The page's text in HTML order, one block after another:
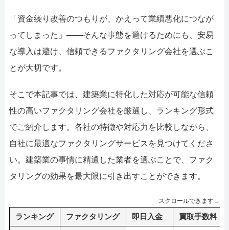
「資金繰り改善のつもりが、かえって業績悪化につなが
ってしまった」――そんな事態を避けるためにも、安易
な導入は避け、信頼できるファクタリング会社を選ぶこ
とが大切です。
そこで本記事では、建築業に特化した対応が可能な信頼
性の高いファクタリング会社を厳選し、ランキング形式
でご紹介します。各社の特徴や対応力を比較しながら、
自社に最適なファクタリングサービスを見つけてくださ
い。建築業の事情に精通した業者を選ぶことで、ファク
タリングの効果を最大限に引き出すことができます。
スクロールできます→
ランキング ファクタリング 即日入金 買取手数料